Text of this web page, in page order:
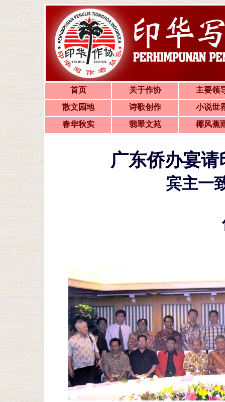
首页 关于作协
主要领
散文园地
诗歌创作
小说世
春华秋实
翡翠文苑 椰风蕉
广东侨办宴
宾主一